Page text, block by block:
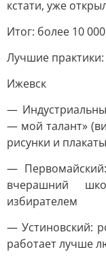
кстати, уже
Итог: более 10
Лучшие практики:
Ижевск
—
— мой талант»
рисунки и
—
вчерашний
избирателем
— Устиновский:
работает лучше